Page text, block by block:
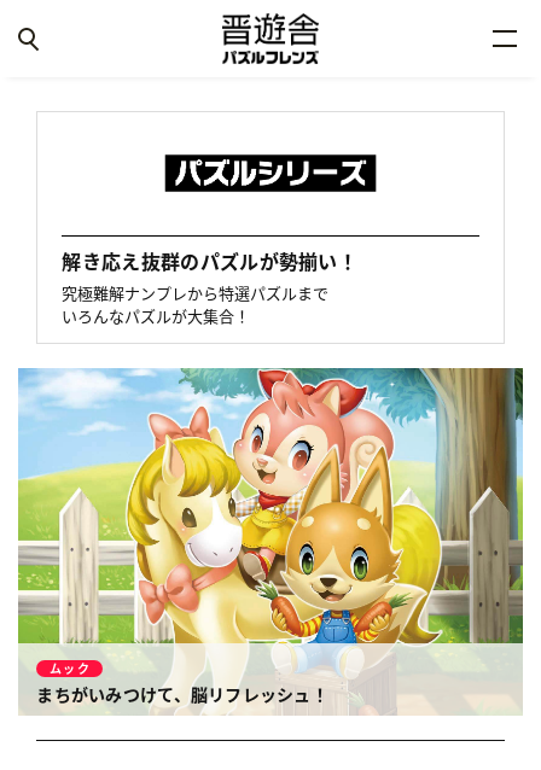
解き応え抜群のパズルが勢揃い！
究極難解ナンプレから特選パズルまで
いろんなパズルが大集合！
ムック
まちがいみつけて、脳リフレッシュ！